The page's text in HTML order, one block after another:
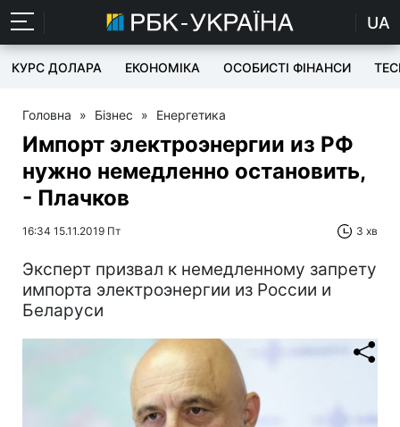
UA
КУРС ДОЛАРА ЕКОНОМІКА ОСОБИСТІ ФІНАНСИ
Головна » Бізнес » Енергетика
Импорт электроэнергии из РФ
нужно немедленно остановить,
- Плачков
16:34 15.11.2019 Пт 3 хв
Эксперт призвал к немедленному запрету
импорта электроэнергии из России и
Беларуси